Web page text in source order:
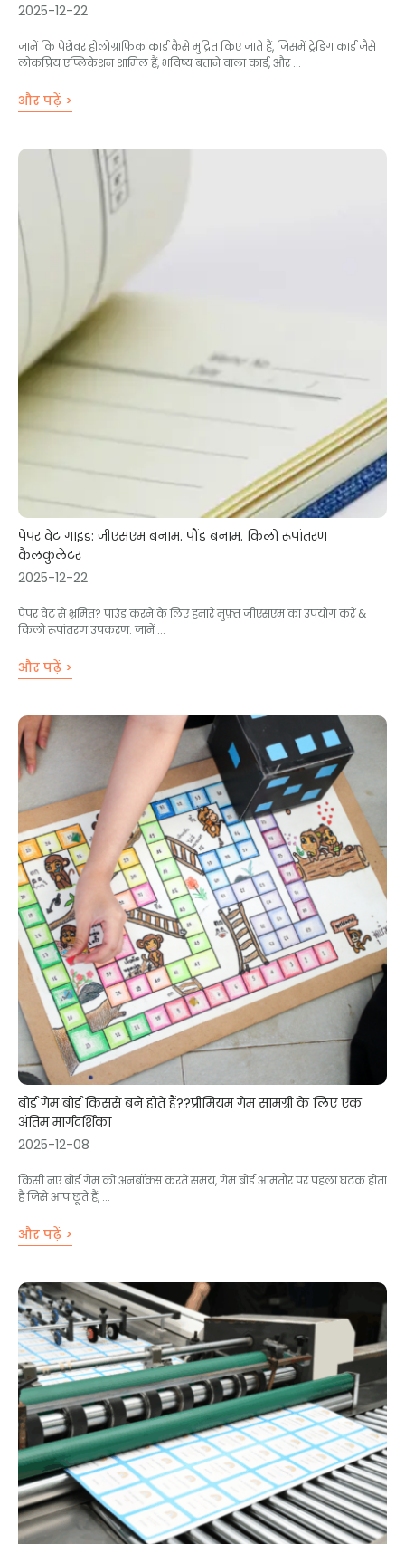
2025-12-22
जानें कि पेशेवर होलोग्राफिक कार्ड कैसे मुद्रित किए जाते हैं, जिसमें ट्रेडिंग कार्ड जैसे
लोकप्रिय एप्लिकेशन शामिल हैं, भविष्य बताने वाला कार्ड, और ...
और पढ़ें >
पेपर वेट गाइड: जीएसएम बनाम. पौंड बनाम. किलो रूपांतरण
कैलकुलेटर
2025-12-22
पेपर वेट से भ्रमित? पाउंड करने के लिए हमारे मुफ़्त जीएसएम का उपयोग करें &
किलो रूपांतरण उपकरण. जानें ...
और पढ़ें >
बोर्ड गेम बोर्ड किससे बने होते हैं??प्रीमियम गेम सामग्री के लिए एक
अंतिम मार्गदर्शिका
2025-12-08
किसी नए बोर्ड गेम को अनबॉक्स करते समय, गेम बोर्ड आमतौर पर पहला घटक होता
है जिसे आप छूते हैं, ...
और पढ़ें >